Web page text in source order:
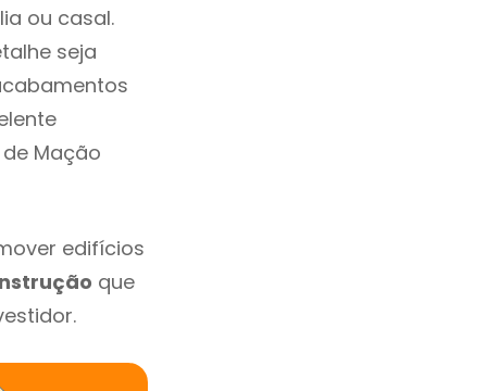
ou casal.
seja
Mação
edifícios
que